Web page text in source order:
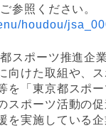
参照ください。
houdou/
スポーツ推進企
向けた取組や、
を「東京都スポ
スポーツ活動の
を実施している